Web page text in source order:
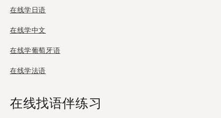
在线学日语
在线学中文
在线学葡萄牙语
在线学法语
在线找语伴练习